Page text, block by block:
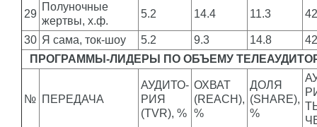
29
Полуночные
жертвы, х.ф.
5.2 14.4 11.3
30 Я сама, ток-шоу 5.2 9.3 14.8
ПРОГРАММЫ-ЛИДЕРЫ ПО ОБЪЕМУ
№ ПЕРЕДАЧА
АУДИТО-
РИЯ
(TVR), %
ОХВАТ
(REACH),
%
ДОЛЯ
(SHARE),
%